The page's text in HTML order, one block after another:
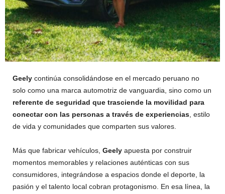
Geely continúa consolidándose en el mercado peruano no
solo como una marca automotriz de vanguardia, sino como un
referente de seguridad que trasciende la movilidad para
conectar con las personas a través de experiencias , estilo
de vida y comunidades que comparten sus valores.
Más que fabricar vehículos, Geely apuesta por construir
momentos memorables y relaciones auténticas con sus
consumidores, integrándose a espacios donde el deporte, la
pasión y el talento local cobran protagonismo. En esa línea, la